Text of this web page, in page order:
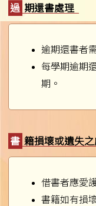
過期還書處理
逾期還書者
每學期逾期
期。
書籍損壞或遺失
借書者應愛
書籍如有損